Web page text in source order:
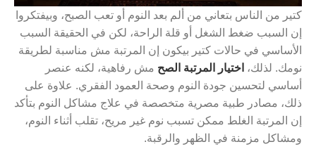
كتير من الناس بتعاني من ألم بعد النوم أو تعب الصبح، وبيفتكروا
إن السبب ضغط الشغل أو قلة الراحة، لكن في الحقيقة السبب
الأساسي في حالات كتير بيكون إن المرتبة مش مناسبة لطريقة
نومك. لذلك، اختيار المرتبة الصح مش رفاهية، لكنه عنصر
أساسي لتحسين جودة النوم وصحة العمود الفقري. علاوة على
ذلك، مصادر طبية مصرية متخصصة في علاج مشاكل النوم بتأكد
إن المرتبة الغلط ممكن تسبب نوم غير مريح، تقلب أثناء النوم،
ومشاكل مزمنة في الظهر والرقبة.